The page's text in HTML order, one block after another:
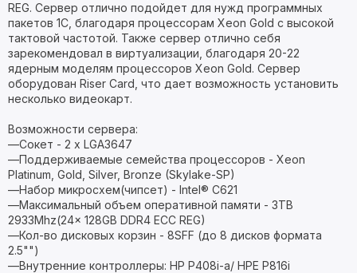
REG. Сервер отлично подойдет для нужд программных
пакетов 1С, благодаря процессорам Xeon Gold с высокой
тактовой частотой. Также сервер отлично себя
зарекомендовал в виртуализации, благодаря 20-22
ядерным моделям процессоров Xeon Gold. Сервер
оборудован Riser Card, что дает возможность установить
несколько видеокарт.
Возможности сервера:
—Сокет - 2 х LGA3647
—Поддерживаемые семейства процессоров - Xeon
Platinum, Gold, Silver, Bronze (Skylake-SP)
—Набор микросхем(чипсет) - Intel® C621
—Максимальный объем оперативной памяти - 3TB
2933Mhz(24x 128GB DDR4 ECC REG)
—Кол-во дисковых корзин - 8SFF (до 8 дисков формата
2.5"")
—Внутренние контроллеры: HP P408i-a/ HPE P816i